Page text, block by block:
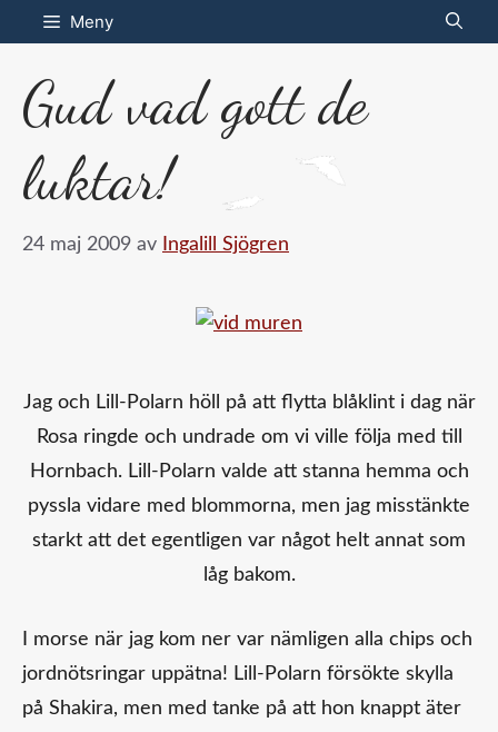
Hoppa
till
innehåll
Meny
Gud vad gott de
luktar!
24 maj 2009 av Ingalill Sjögren
Jag och Lill-Polarn höll på att flytta blåklint i dag när
Rosa ringde och undrade om vi ville följa med till
Hornbach. Lill-Polarn valde att stanna hemma och
pyssla vidare med blommorna, men jag misstänkte
starkt att det egentligen var något helt annat som
låg bakom.
I morse när jag kom ner var nämligen alla chips och
jordnötsringar uppätna! Lill-Polarn försökte skylla
på Shakira, men med tanke på att hon knappt äter